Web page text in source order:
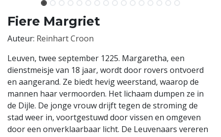
Fiere Margriet
Auteur: Reinhart Croon
Leuven, twee september 1225. Margaretha, een
dienstmeisje van 18 jaar, wordt door rovers ontvoerd
en aangerand. Ze biedt hevig weerstand, waarop de
mannen haar vermoorden. Het lichaam dumpen ze in
de Dijle. De jonge vrouw drijft tegen de stroming de
stad weer in, voortgestuwd door vissen en omgeven
door een onverklaarbaar licht. De Leuvenaars vereren